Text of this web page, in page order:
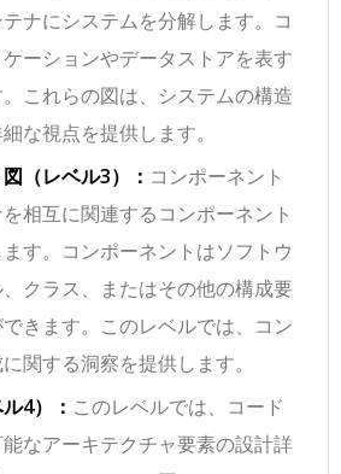
ナにシステムを分解します。コ
ーションやデータストアを表す
これらの図は、システムの構造
な視点を提供します。
（レベル3）： コンポーネント
相互に関連するコンポーネント
す。コンポーネントはソフトウ
クラス、またはその他の構成要
きます。このレベルでは、コン
関する洞察を提供します。
4）： このレベルでは、コード
なアーキテクチャ要素の設計詳